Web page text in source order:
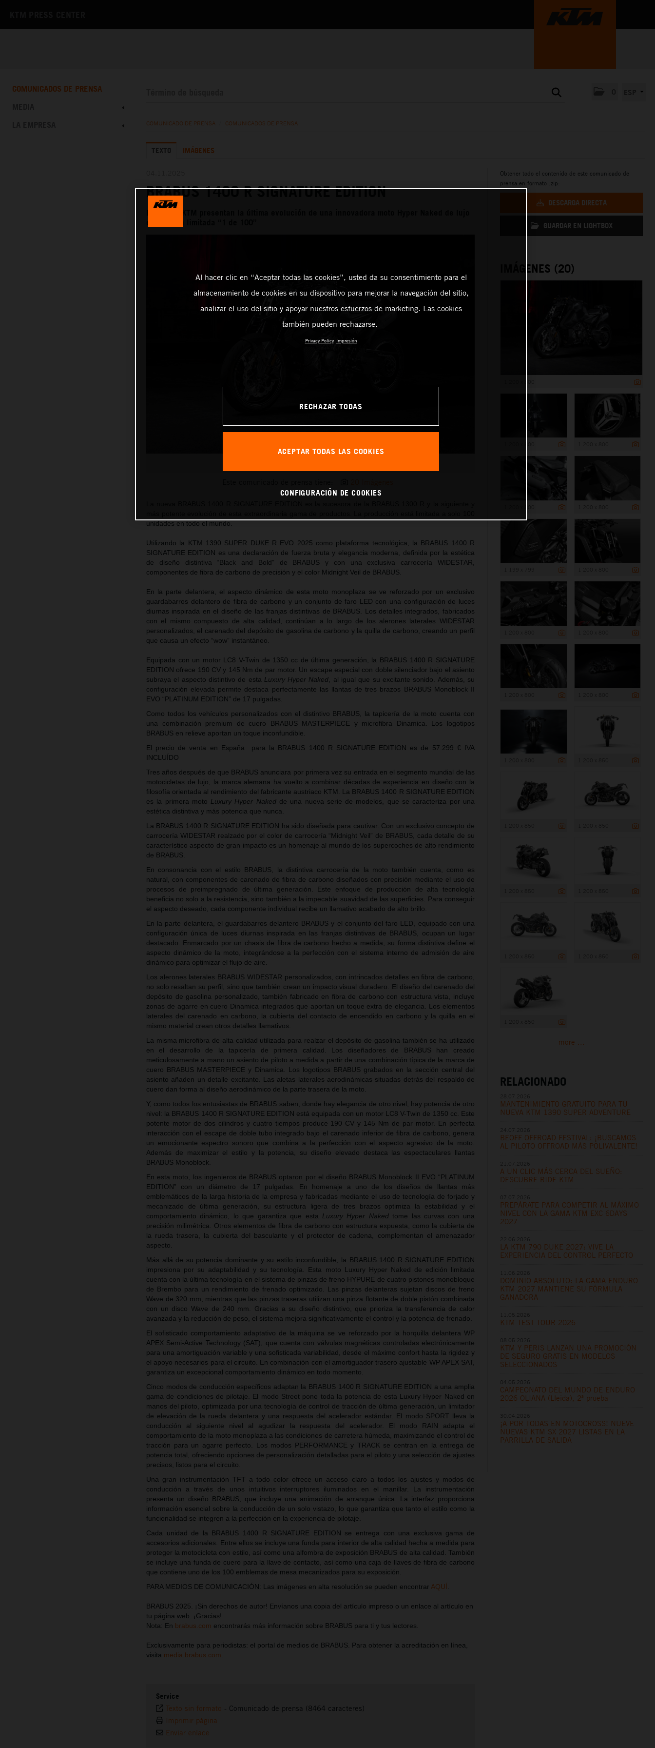
COMUNICADOS DE PRENSA
COMUNICADO DE PRENSA COMUNICADOS DE PRENSA
TEXTO IMÁGENES
BRABUS 1400 R SIGNATURE EDITION
unidades en todo el mundo.
Utilizando la KTM 1390 SUPER DUKE R EVO 2025 como plataforma tecnológica, la BRABUS 1400 R
SIGNATURE EDITION es una declaración de fuerza bruta y elegancia moderna, definida por la estética
de diseño distintiva “Black and Bold” de BRABUS y con una exclusiva carrocería WIDESTAR,
componentes de fibra de carbono de precisión y el color Midnight Veil de BRABUS.
En la parte delantera, el aspecto dinámico de esta moto monoplaza se ve reforzado por un exclusivo
guardabarros delantero de fibra de carbono y un conjunto de faro LED con una configuración de luces
diurnas inspirada en el diseño de las franjas distintivas de BRABUS. Los detalles integrados, fabricados
con el mismo compuesto de alta calidad, continúan a lo largo de los alerones laterales WIDESTAR
personalizados, el carenado del depósito de gasolina de carbono y la quilla de carbono, creando un perfil
que causa un efecto “wow” instantáneo.
Equipada con un motor LC8 V-Twin de 1350 cc de última generación, la BRABUS 1400 R SIGNATURE
EDITION ofrece 190 CV y 145 Nm de par motor. Un escape especial con doble silenciador bajo el asiento
subraya el aspecto distintivo de esta Luxury Hyper Naked, al igual que su excitante sonido. Además, su
configuración elevada permite destaca perfectamente las llantas de tres brazos BRABUS Monoblock II
EVO “PLATINUM EDITION” de 17 pulgadas.
Como todos los vehículos personalizados con el distintivo BRABUS, la tapicería de la moto cuenta con
una combinación premium de cuero BRABUS MASTERPIECE y microfibra Dinamica. Los logotipos
BRABUS en relieve aportan un toque inconfundible.
El precio de venta en España para la BRABUS 1400 R SIGNATURE EDITION es de 57.299 € IVA
INCLUÍDO
Tres años después de que BRABUS anunciara por primera vez su entrada en el segmento mundial de las
motocicletas de lujo, la marca alemana ha vuelto a combinar décadas de experiencia en diseño con la
filosofía orientada al rendimiento del fabricante austriaco KTM. La BRABUS 1400 R SIGNATURE EDITION
es la primera moto Luxury Hyper Nakedde una nueva serie de modelos, que se caracteriza por una
estética distintiva y más potencia que nunca.
La BRABUS 1400 R SIGNATURE EDITION ha sido diseñada para cautivar. Con un exclusivo concepto de
carrocería WIDESTAR realzado por el color de carrocería “Midnight Veil” de BRABUS, cada detalle de su
característico aspecto de gran impacto es un homenaje al mundo de los supercoches de alto rendimiento
de BRABUS.
En consonancia con el estilo BRABUS, la distintiva carrocería de la moto también cuenta, como es
natural, con componentes de carenado de fibra de carbono diseñados con precisión mediante el uso de
procesos de preimpregnado de última generación. Este enfoque de producción de alta tecnología
beneficia no solo a la resistencia, sino también a la impecable suavidad de las superficies. Para conseguir
el aspecto deseado, cada componente individual recibe un llamativo acabado de alto brillo.
En la parte delantera, el guardabarros delantero BRABUS y el conjunto del faro LED, equipado con una
configuración única de luces diurnas inspirada en las franjas distintivas de BRABUS, ocupan un lugar
destacado. Enmarcado por un chasis de fibra de carbono hecho a medida, su forma distintiva define el
aspecto dinámico de la moto, integrándose a la perfección con el sistema interno de admisión de aire
dinámico para optimizar el flujo de aire.
Los alerones laterales BRABUS WIDESTAR personalizados, con intrincados detalles en fibra de carbono,
no solo resaltan su perfil, sino que también crean un impacto visual duradero. El diseño del carenado del
depósito de gasolina personalizado, también fabricado en fibra de carbono con estructura vista, incluye
zonas de agarre en cuero Dinamica integrados que aportan un toque extra de elegancia. Los elementos
laterales del carenado en carbono, la cubierta del contacto de encendido en carbono y la quilla en el
mismo material crean otros detalles llamativos.
La misma microfibra de alta calidad utilizada para realzar el depósito de gasolina también se ha utilizado
en el desarrollo de la tapicería de primera calidad. Los diseñadores de BRABUS han creado
meticulosamente a mano un asiento de piloto a medida a partir de una combinación típica de la marca de
cuero BRABUS MASTERPIECE y Dinamica. Los logotipos BRABUS grabados en la sección central del
asiento añaden un detalle excitante. Las aletas laterales aerodinámicas situadas detrás del respaldo de
cuero dan forma al diseño aerodinámico de la parte trasera de la moto.
Y, como todos los entusiastas de BRABUS saben, donde hay elegancia de otro nivel, hay potencia de otro
nivel: la BRABUS 1400 R SIGNATURE EDITION está equipada con un motor LC8 V-Twin de 1350 cc. Este
potente motor de dos cilindros y cuatro tiempos produce 190 CV y 145 Nm de par motor. En perfecta
interacción con el escape de doble tubo integrado bajo el carenado inferior de fibra de carbono, genera
un emocionante espectro sonoro que combina a la perfección con el aspecto agresivo de la moto.
Además de maximizar el estilo y la potencia, su diseño elevado destaca las espectaculares llantas
BRABUS Monoblock.
En esta moto, los ingenieros de BRABUS optaron por el diseño BRABUS Monoblock II EVO “PLATINUM
EDITION” con un diámetro de 17 pulgadas. En homenaje a uno de los diseños de llantas más
emblemáticos de la larga historia de la empresa y fabricadas mediante el uso de tecnología de forjado y
mecanizado de última generación, su estructura ligera de tres brazos optimiza la estabilidad y el
comportamiento dinámico, lo que garantiza que esta Luxury Hyper Nakedtome las curvas con una
precisión milimétrica. Otros elementos de fibra de carbono con estructura expuesta, como la cubierta de
la rueda trasera, la cubierta del basculante y el protector de cadena, complementan el amenazador
aspecto.
Más allá de su potencia dominante y su estilo inconfundible, la BRABUS 1400 R SIGNATURE EDITION
impresiona por su adaptabilidad y su tecnología. Esta moto Luxury Hyper Naked de edición limitada
cuenta con la última tecnología en el sistema de pinzas de freno HYPURE de cuatro pistones monobloque
de Brembo para un rendimiento de frenado optimizado. Las pinzas delanteras sujetan discos de freno
Wave de 320 mm, mientras que las pinzas traseras utilizan una pinza flotante de doble pistón combinada
con un disco Wave de 240 mm. Gracias a su diseño distintivo, que prioriza la transferencia de calor
avanzada y la reducción de peso, el sistema mejora significativamente el control y la potencia de frenado.
El sofisticado comportamiento adaptativo de la máquina se ve reforzado por la horquilla delantera WP
APEX Semi-Active Technology (SAT), que cuenta con válvulas magnéticas controladas electrónicamente
para una amortiguación variable y una sofisticada variabilidad, desde el máximo confort hasta la rigidez y
el apoyo necesarios para el circuito. En combinación con el amortiguador trasero ajustable WP APEX SAT,
garantiza un excepcional comportamiento dinámico en todo momento.
Cinco modos de conducción específicos adaptan la BRABUS 1400 R SIGNATURE EDITION a una amplia
gama de condiciones de pilotaje. El modo Street pone toda la potencia de esta Luxury Hyper Naked en
manos del piloto, optimizada por una tecnología de control de tracción de última generación, un limitador
de elevación de la rueda delantera y una respuesta del acelerador estándar. El modo SPORT lleva la
conducción al siguiente nivel al agudizar la respuesta del acelerador. El modo RAIN adapta el
comportamiento de la moto monoplaza a las condiciones de carretera húmeda, maximizando el control de
tracción para un agarre perfecto. Los modos PERFORMANCE y TRACK se centran en la entrega de
potencia total, ofreciendo opciones de personalización detalladas para el piloto y una selección de ajustes
precisos, listos para el circuito.
Una gran instrumentación TFT a todo color ofrece un acceso claro a todos los ajustes y modos de
conducción a través de unos intuitivos interruptores iluminados en el manillar. La instrumentación
presenta un diseño BRABUS, que incluye una animación de arranque única. La interfaz proporciona
información esencial sobre la conducción de un solo vistazo, lo que garantiza que tanto el estilo como la
funcionalidad se integren a la perfección en la experiencia de pilotaje.
Cada unidad de la BRABUS 1400 R SIGNATURE EDITION se entrega con una exclusiva gama de
accesorios adicionales. Entre ellos se incluye una funda para interior de alta calidad hecha a medida para
proteger la motocicleta con estilo, así como una alfombra de exposición BRABUS de alta calidad. También
se incluye una funda de cuero para la llave de contacto, así como una caja de llaves de fibra de carbono
que contiene uno de los 100 emblemas de mesa mecanizados para su exposición.
PARA MEDIOS DE COMUNICACIÓN: Las imágenes en alta resolución se pueden encontrar AQUÍ.
BRABUS 2025. ¡Sin derechos de autor! Envíanos una copia del artículo impreso o un enlace al artículo en
tu página web. ¡Gracias!
Nota: En brabus.com encontrarás más información sobre BRABUS para ti y tus lectores.
Exclusivamente para periodistas: el portal de medios de BRABUS. Para obtener la acreditación en línea,
visita media.brabus.com.
Service
Texto sin formato - Comunicado de prensa (8464 caracteres)
Imprimir página
Enviar enlace
Obtener todo el contenido de este comunicado de
prensa en formato .zip:
DESCARGA DIRECTA
GUARDAR EN LIGHTBOX
IMÁGENES (20)
more ...
RELACIONADO
MANTENIMIENTO GRATUITO PARA TU
NUEVA KTM 1390 SUPER ADVENTURE
BEOFF OFFROAD FESTIVAL: ¡BUSCAMOS
AL PILOTO OFFROAD MÁS POLIVALENTE!
A UN CLIC MÁS CERCA DEL SUEÑO:
DESCUBRE RIDE KTM
PREPÁRATE PARA COMPETIR AL MÁXIMO
NIVEL CON LA GAMA KTM EXC 6DAYS
2027
LA KTM 790 DUKE 2027: VIVE LA
EXPERIENCIA DEL CONTROL PERFECTO
DOMINIO ABSOLUTO: LA GAMA ENDURO
KTM 2027 MANTIENE SU FÓRMULA
GANADORA
KTM TEST TOUR 2026
KTM Y PERIS LANZAN UNA PROMOCIÓN
DE SEGURO GRATIS EN MODELOS
SELECCIONADOS
CAMPEONATO DEL MUNDO DE ENDURO
2026 OLIANA (Lleida), 2ª prueba
¡A POR TODAS EN MOTOCROSS! NUEVE
NUEVAS KTM SX 2027 LISTAS EN LA
PARRILLA DE SALIDA
Al hacer clic en “Aceptar todas las cookies”, usted da su consentimiento para el
almacenamiento de cookies en su dispositivo para mejorar la navegación del sitio,
analizar el uso del sitio y apoyar nuestros esfuerzos de marketing. Las cookies
también pueden rechazarse.
Privacy Policy Impresión
RECHAZAR TODAS
ACEPTAR TODAS LAS COOKIES
CONFIGURACIÓN DE COOKIES